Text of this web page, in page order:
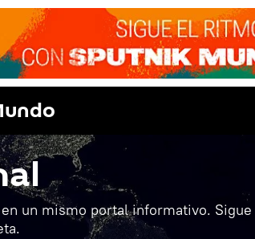
un mismo portal informativo.